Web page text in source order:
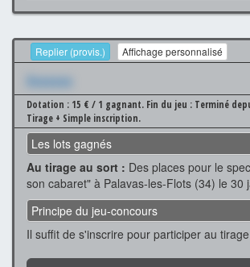
Replier (provis.) Affichage personnalisé
Xxxxxxx
Dotation : 15 € / 1 gagnant. Fin du jeu : Terminé
Tirage + Simple inscription.
Les lots gagnés
Au tirage au sort : Des places pour le
son cabaret" à Palavas-les-Flots (34) le 30
Principe du jeu-concours
Il suffit de s'inscrire pour participer au